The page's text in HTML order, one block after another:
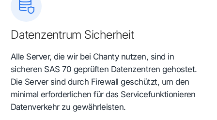
Datenzentrum Sicherheit
Alle Server, die wir bei Chanty nutzen, sind in
sicheren SAS 70 geprüften Datenzentren gehostet.
Die Server sind durch Firewall geschützt, um den
minimal erforderlichen für das Servicefunktionieren
Datenverkehr zu gewährleisten.